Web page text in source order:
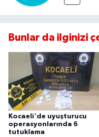
Bunlar da ilginizi
Kocaeli'de uyuşturucu
operasyonlarında 6
tutuklama